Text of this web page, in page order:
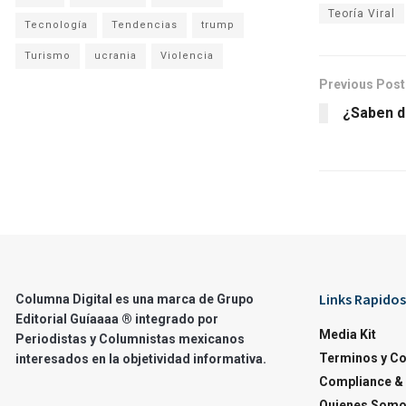
Teoría Viral
Previous Post
¿Saben
Tecnología Tendencias trump
Turismo ucrania Violencia
Columna Digital es una marca de Grupo
Editorial Guíaaaa ® integrado por
Periodistas y Columnistas mexicanos
interesados en la objetividad informativa.
Links Rapidos
Media Kit
Terminos y
Compliance